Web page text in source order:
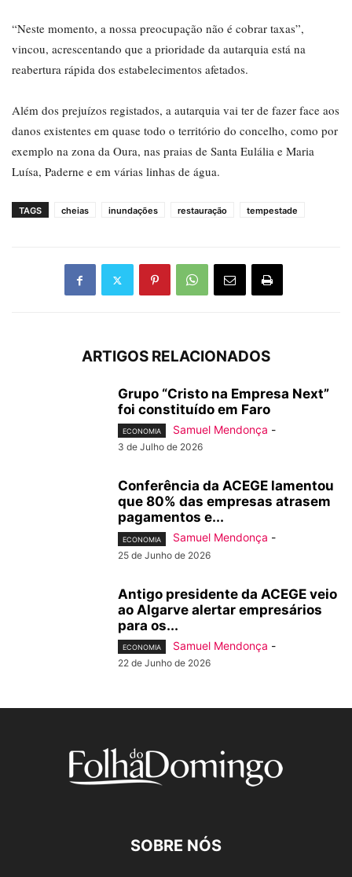
“Neste momento, a nossa preocupação não é cobrar taxas”,
vincou, acrescentando que a prioridade da autarquia está na
reabertura rápida dos estabelecimentos afetados.
Além dos prejuízos registados, a autarquia vai ter de fazer face aos
danos existentes em quase todo o território do concelho, como por
exemplo na zona da Oura, nas praias de Santa Eulália e Maria
Luísa, Paderne e em várias linhas de água.
TAGS cheias inundações restauração tempestade
ARTIGOS RELACIONADOS
Grupo “Cristo na Empresa Next”
foi constituído em Faro
ECONOMIA Samuel Mendonça -
3 de Julho de 2026
Conferência da ACEGE lamentou
que 80% das empresas atrasem
pagamentos e...
ECONOMIA Samuel Mendonça -
25 de Junho de 2026
Antigo presidente da ACEGE veio
ao Algarve alertar empresários
para os...
ECONOMIA Samuel Mendonça -
22 de Junho de 2026
SOBRE NÓS